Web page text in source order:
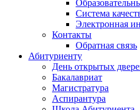
Система
Электронная
Контакты
Обратная связь
Абитуриенту
День открытых
Бакалавриат
Магистратура
Аспирантура